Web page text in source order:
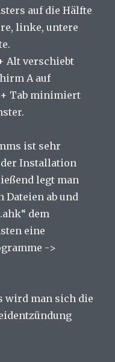
auf die Hälfte
linke, untere
Alt verschiebt
A auf
+ Tab minimiert
ist sehr
Installation
legt man
Dateien ab und
dem
eine
->
wird man sich die